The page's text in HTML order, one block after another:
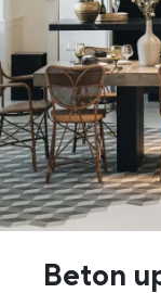
Beton